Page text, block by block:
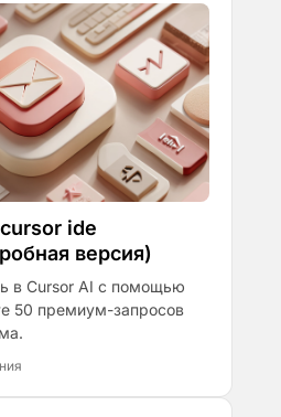
ide
версия)
в Cursor AI с помощью
50 премиум-запросов